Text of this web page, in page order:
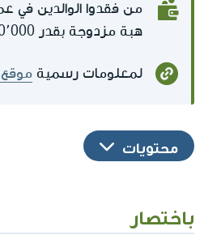
من فقدوا الوالدين في
هبة مزدوجة بقدر 300٬000 شيكل جديد
لمعلومات رسمية موقع
محتويات
باختصار